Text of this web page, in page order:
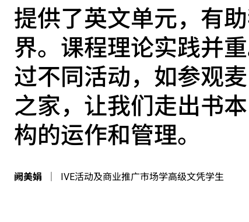
提供了英文单元，有
界。课程理论实践并
过不同活动，如参观
之家，让我们走出书
构的运作和管理。
阙美娟 IVE活动及商业推广市场学高级文凭学生